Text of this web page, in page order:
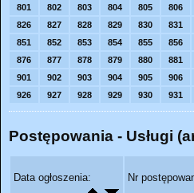
801
802 803 804 805 806
826
827 828 829 830 831
851
852 853 854 855 856
876
877 878 879 880 881
901
902 903 904 905 906
926
927 928 929 930 931
Postępowania - Usługi
Data ogłoszenia: Nr